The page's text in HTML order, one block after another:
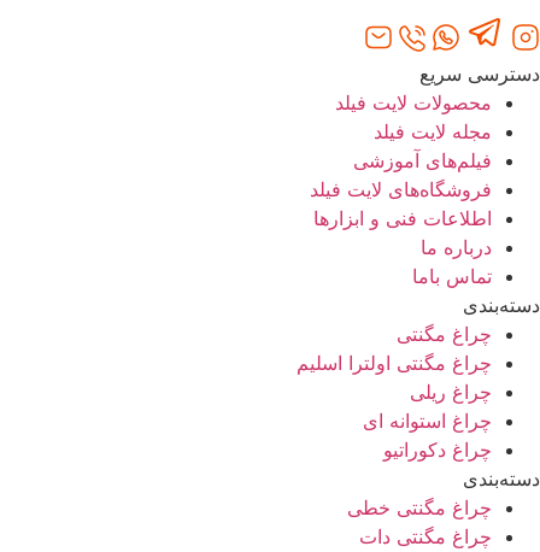
دسترسی سریع
محصولات لایت فیلد
مجله لایت فیلد
فیلم‌های آموزشی
فروشگاه‌های لایت فیلد
اطلاعات فنی و ابزارها
درباره ما
تماس باما
دسته‌بندی
چراغ مگنتی
چراغ مگنتی اولترا اسلیم
چراغ ریلی
چراغ استوانه ای
چراغ دکوراتیو
دسته‌بندی
چراغ مگنتی خطی
چراغ مگنتی دات